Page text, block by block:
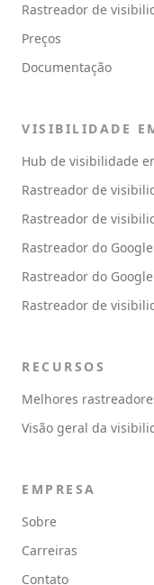
Rastreador de
Preços
Documentação
VISIBILIDADE
Hub de visibilidade
Rastreador de
Rastreador de
Rastreador do
Rastreador do
Rastreador de
RECURSOS
Melhores
Visão geral da
EMPRESA
Sobre
Carreiras
Contato